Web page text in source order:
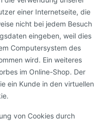
einer Internetseite, die
nicht bei jedem Besuch
eingeben, weil dies
Computersystem des
wird. Ein weiteres
im Online-Shop. Der
ein Kunde in den virtuellen
von Cookies durch